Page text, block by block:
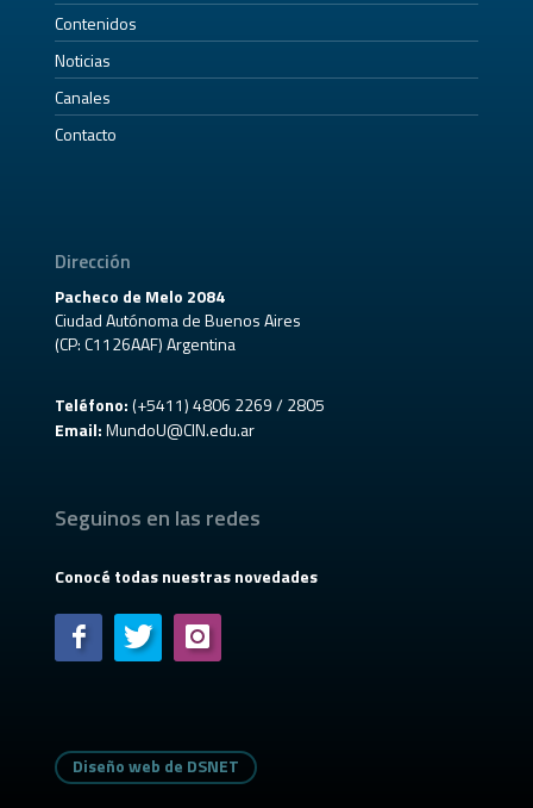
Contenidos
Noticias
Canales
Contacto
Dirección
Pacheco de Melo 2084
Ciudad Autónoma de Buenos Aires
(CP: C1126AAF) Argentina
Teléfono:(+5411) 4806 2269 / 2805
Email: MundoU@CIN.edu.ar
Seguinos en las redes
Conocé todas nuestras novedades
Diseño web de DSNET